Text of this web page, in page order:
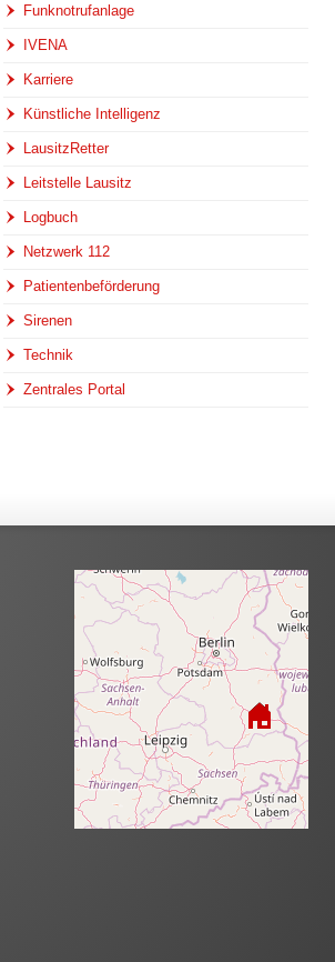
Funknotrufanlage
IVENA
Karriere
Künstliche Intelligenz
LausitzRetter
Leitstelle Lausitz
Logbuch
Netzwerk 112
Patientenbeförderung
Sirenen
Technik
Zentrales Portal